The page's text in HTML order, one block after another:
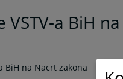
VSTV-a BiH
BiH na Nacrt zakona